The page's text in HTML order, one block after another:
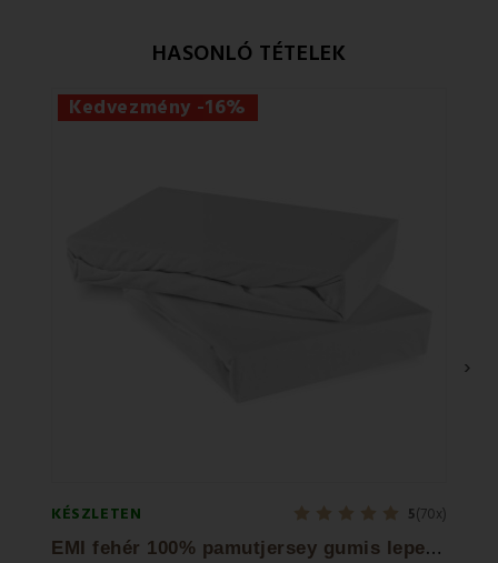
HASONLÓ TÉTELEK
Kedvezmény -16%
KÉSZLETEN 5(70x)
E
MI fehér 100% pamutjersey gumis lepedő
›